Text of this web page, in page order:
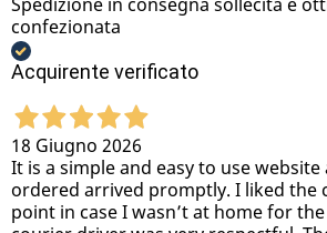
confezionata
Acquirente verificato
18 Giugno 2026
It is a simple and easy to use
ordered arrived promptly. I liked the
point in case I wasn’t at home for